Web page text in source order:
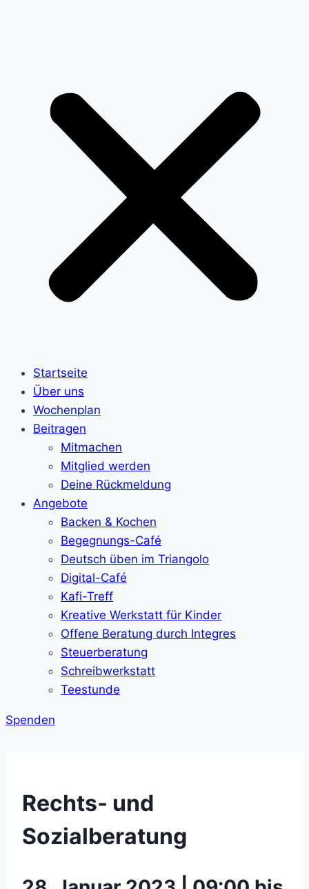
Startseite
Über uns
Wochenplan
Beitragen
Mitmachen
Mitglied werden
Deine Rückmeldung
Angebote
Backen & Kochen
Begegnungs-Café
Deutsch üben im Triangolo
Digital-Café
Kafi-Treff
Kreative Werkstatt für Kinder
Offene Beratung durch Integres
Steuerberatung
Schreibwerkstatt
Teestunde
Spenden
Rechts- und
Sozialberatung